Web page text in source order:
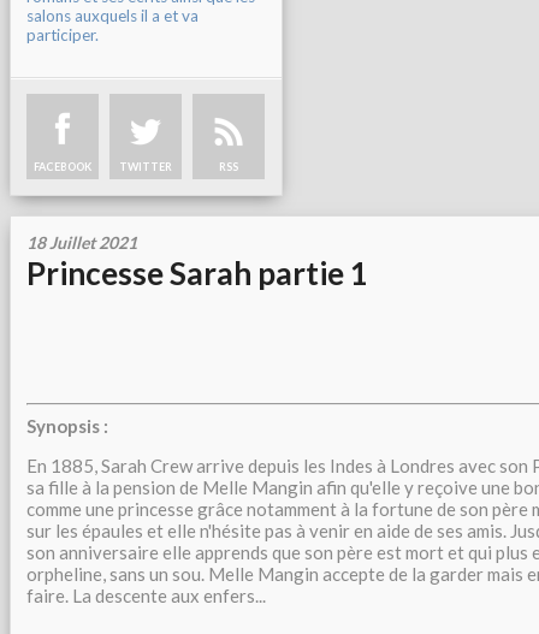
salons auxquels il a et va
participer.
FACEBOOK TWITTER RSS
18 Juillet 2021
Princesse Sarah partie 1
Synopsis :
En 1885, Sarah Crew arrive depuis les Indes à Londres avec son
sa fille à la pension de Melle Mangin afin qu'elle y reçoive une
comme une princesse grâce notamment à la fortune de son père
sur les épaules et elle n'hésite pas à venir en aide de ses amis.
son anniversaire elle apprends que son père est mort et qui plus
orpheline, sans un sou. Melle Mangin accepte de la garder mais
faire. La descente aux enfers...